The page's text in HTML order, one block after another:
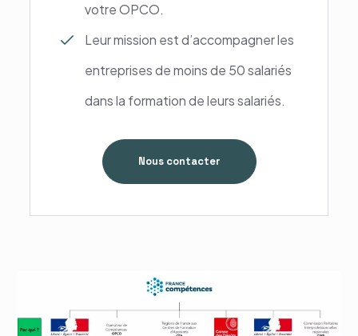
votre OPCO.
Leur mission est d’accompagner les
entreprises de moins de 50 salariés
dans la formation de leurs salariés.
Nous contacter